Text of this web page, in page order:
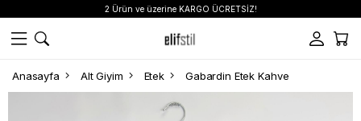
2 Ürün ve üzerine KARGO ÜCRETSİZ!
Anasayfa Alt Giyim Etek Gabardin Etek Kahve